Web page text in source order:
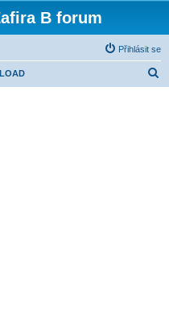
B forum
Přihlásit se